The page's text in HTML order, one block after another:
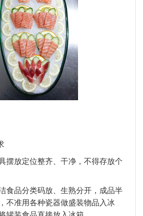
摆放定位整齐、干净，不得存放个
食品分类码放、生熟分开，成品半
不准用各种瓷器做盛装物品入冰